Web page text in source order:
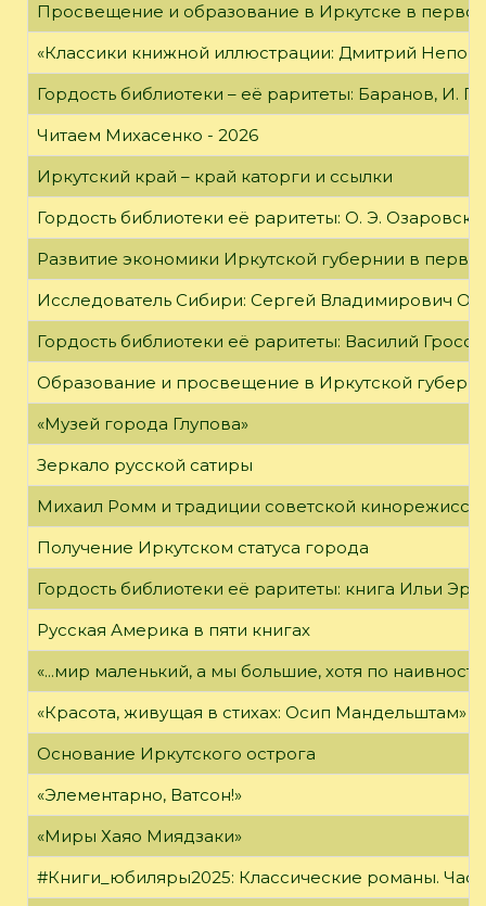
Просвещение и образование в Иркутске в
«Классики книжной иллюстрации: Дмитрий
Гордость библиотеки – её раритеты: Баранов, И.
Читаем Михасенко - 2026
Иркутский край – край каторги и ссылки
Гордость библиотеки её раритеты: О. Э.
Развитие экономики Иркутской губернии в
Исследователь Сибири: Сергей Владимирович
Гордость библиотеки её раритеты: Василий
Образование и просвещение в Иркутской
«Музей города Глупова»
Зеркало русской сатиры
Михаил Ромм и традиции советской
Получение Иркутском статуса города
Гордость библиотеки её раритеты: книга Ильи
Русская Америка в пяти книгах
«...мир маленький, а мы большие, хотя по
«Красота, живущая в стихах: Осип Мандельштам»
Основание Иркутского острога
«Элементарно, Ватсон!»
«Миры Хаяо Миядзаки»
#Книги_юбиляры2025: Классические романы.